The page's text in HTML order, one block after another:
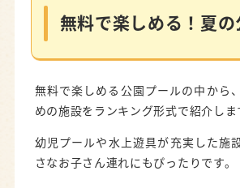
無料で楽しめる！夏
無料で楽しめる公園プールの中から
めの施設をランキング形式で紹介しま
幼児プールや水上遊具が充実した施
さなお子さん連れにもぴったりです。